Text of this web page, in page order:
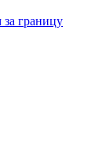
границу